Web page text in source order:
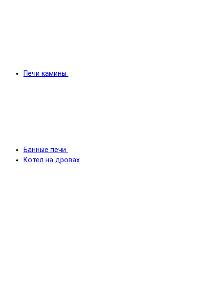
Печи камины
Банные печи
Котел на дровах